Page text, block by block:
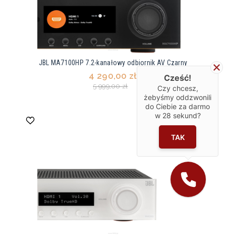
JBL MA7100HP 7.2-kanałowy odbiornik AV Czarny
4 290,00 zł
5 999,00 zł
Cześć!
Czy chcesz,
żebyśmy oddzwonili
do Ciebie za darmo
w 28 sekund?
TAK